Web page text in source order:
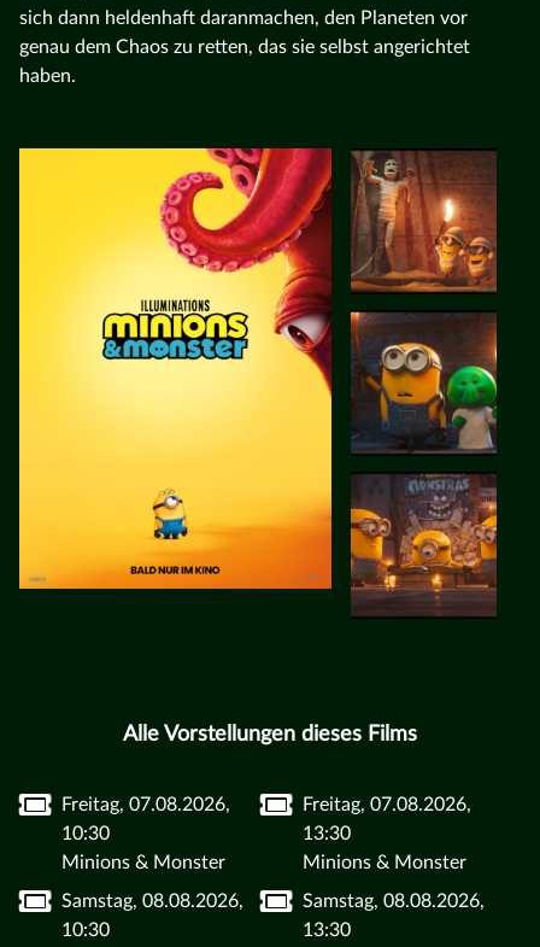
sich dann heldenhaft daranmachen, den Planeten vor
genau dem Chaos zu retten, das sie selbst angerichtet
haben.
Alle Vorstellungen dieses Films
Freitag, 07.08.2026,
10:30
Minions & Monster
Freitag, 07.08.2026,
13:30
Minions & Monster
Samstag, 08.08.2026,
10:30
Samstag, 08.08.2026,
13:30